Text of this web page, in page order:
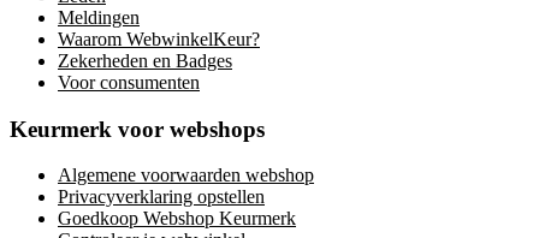
Meldingen
Waarom WebwinkelKeur?
Zekerheden en Badges
Voor consumenten
Keurmerk voor webshops
Algemene voorwaarden webshop
Privacyverklaring opstellen
Goedkoop Webshop Keurmerk